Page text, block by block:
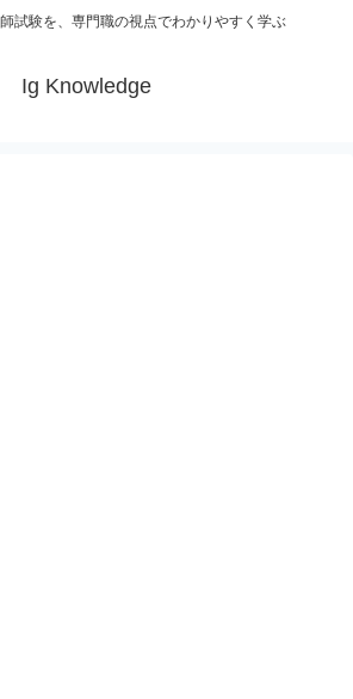
試験を、専門職の視点でわかりやすく学ぶ
Ig Knowledge